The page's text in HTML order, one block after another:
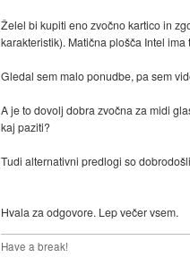
Želel bi kupiti eno zvočno kartico in
karakteristik). Matična plošča Intel
Gledal sem malo ponudbe, pa sem
A je to dovolj dobra zvočna za midi
kaj paziti?
Tudi alternativni predlogi so
Hvala za odgovore. Lep večer vsem.
Have a break!